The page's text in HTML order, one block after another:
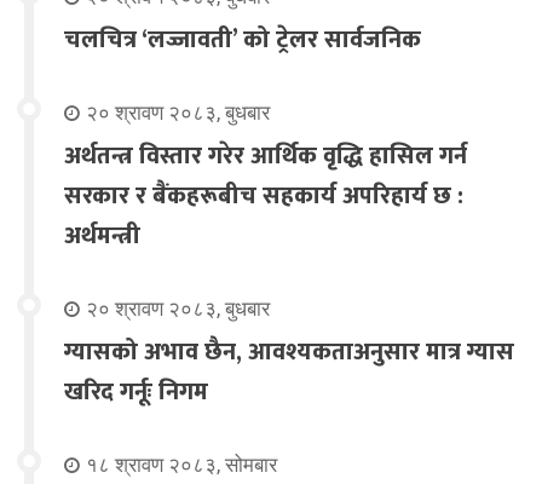
चलचित्र ‘लज्जावती’ को ट्रेलर सार्वजनिक
२० श्रावण २०८३, बुधबार
अर्थतन्त्र विस्तार गरेर आर्थिक वृद्धि हासिल गर्न
सरकार र बैंकहरूबीच सहकार्य अपरिहार्य छ :
अर्थमन्त्री
२० श्रावण २०८३, बुधबार
ग्यासको अभाव छैन, आवश्यकताअनुसार मात्र ग्यास
खरिद गर्नूः निगम
१८ श्रावण २०८३, सोमबार